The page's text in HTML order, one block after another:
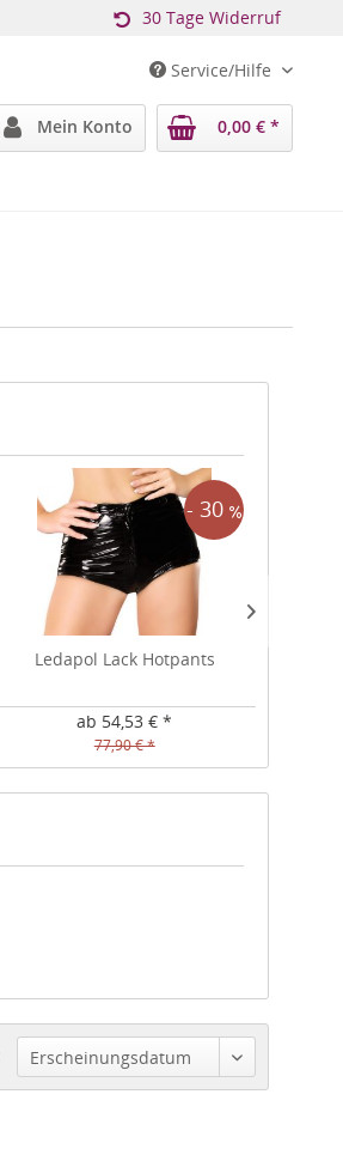
30 Tage Widerruf
Service/Hilfe
Mein Konto 0,00 € *
- 30
Ledapol Lack Hotpants
ab 54,53 € *
77,90 € *
Erscheinungsdatum